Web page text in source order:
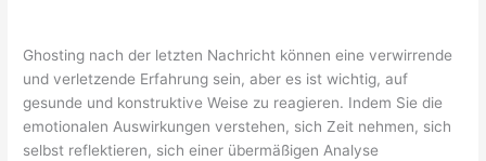
Ghosting nach der letzten Nachricht können eine verwirrende
und verletzende Erfahrung sein, aber es ist wichtig, auf
gesunde und konstruktive Weise zu reagieren. Indem Sie die
emotionalen Auswirkungen verstehen, sich Zeit nehmen, sich
selbst reflektieren, sich einer übermäßigen Analyse